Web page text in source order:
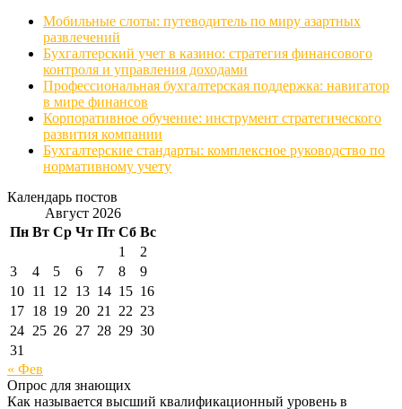
Мобильные слоты: путеводитель по миру азартных
развлечений
Бухгалтерский учет в казино: стратегия финансового
контроля и управления доходами
Профессиональная бухгалтерская поддержка: навигатор
в мире финансов
Корпоративное обучение: инструмент стратегического
развития компании
Бухгалтерские стандарты: комплексное руководство по
нормативному учету
Календарь постов
Август 2026
Пн Вт Ср Чт Пт Сб Вс
1
2
3
4 5 6 7 8
9
10 11 12 13 14 15 16
17 18 19 20 21 22 23
24 25 26 27 28 29 30
31
« Фев
Опрос для знающих
Как называется высший квалификационный уровень в